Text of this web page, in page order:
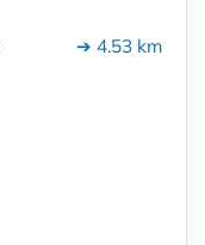
➔ 4.53 km